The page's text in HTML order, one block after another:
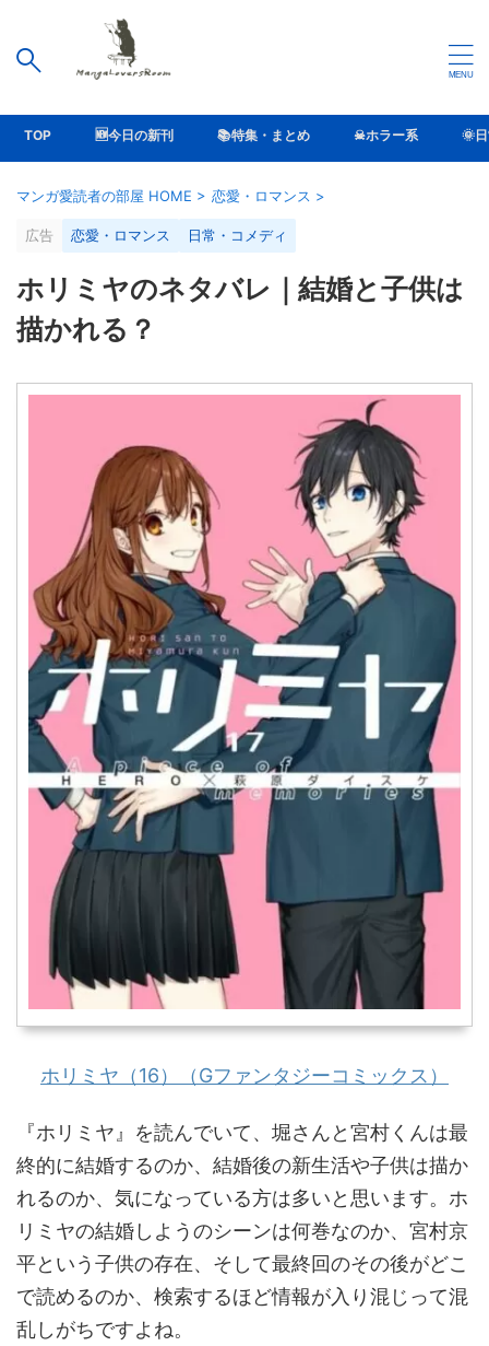
TOP 🆕今日の新刊 📚特集・まとめ ☠ホラー系 🌞
マンガ愛読者の部屋 HOME > 恋愛・ロマンス >
広告 恋愛・ロマンス 日常・コメディ
ホリミヤのネタバレ｜結婚と子供は
描かれる？
ホリミヤ（16）（Gファンタジーコミックス）
『ホリミヤ』を読んでいて、堀さんと宮村くんは最
終的に結婚するのか、結婚後の新生活や子供は描か
れるのか、気になっている方は多いと思います。ホ
リミヤの結婚しようのシーンは何巻なのか、宮村京
平という子供の存在、そして最終回のその後がどこ
で読めるのか、検索するほど情報が入り混じって混
乱しがちですよね。